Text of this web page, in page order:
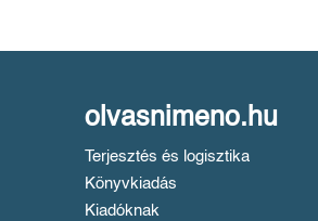
olvasnimeno.hu
Terjesztés és logisztika
Könyvkiadás
Kiadóknak